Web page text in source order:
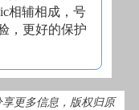
相辅相成，号
，更好的保护
享更多信息，版权归原